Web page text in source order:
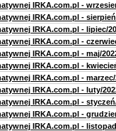
IRKA.com.pl -
IRKA.com.pl -
IRKA.com.pl - lipiec/
IRKA.com.pl -
IRKA.com.pl - maj/
IRKA.com.pl -
IRKA.com.pl - marzec/
IRKA.com.pl - luty/
IRKA.com.pl -
IRKA.com.pl -
IRKA.com.pl -